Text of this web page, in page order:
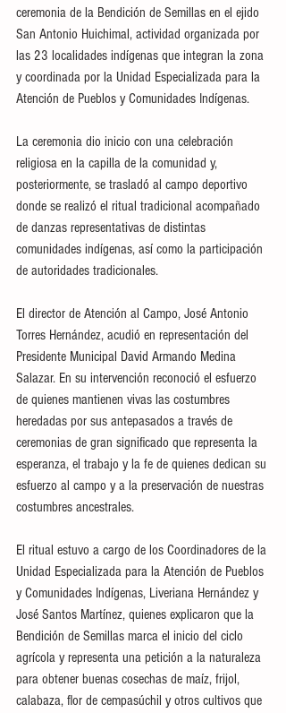
ceremonia de la Bendición de Semillas en el ejido
San Antonio Huichimal, actividad organizada por
las 23 localidades indígenas que integran la zona
y coordinada por la Unidad Especializada para la
Atención de Pueblos y Comunidades Indígenas.
La ceremonia dio inicio con una celebración
religiosa en la capilla de la comunidad y,
posteriormente, se trasladó al campo deportivo
donde se realizó el ritual tradicional acompañado
de danzas representativas de distintas
comunidades indígenas, así como la participación
de autoridades tradicionales.
El director de Atención al Campo, José Antonio
Torres Hernández, acudió en representación del
Presidente Municipal David Armando Medina
Salazar. En su intervención reconoció el esfuerzo
de quienes mantienen vivas las costumbres
heredadas por sus antepasados a través de
ceremonias de gran significado que representa la
esperanza, el trabajo y la fe de quienes dedican su
esfuerzo al campo y a la preservación de nuestras
costumbres ancestrales.
El ritual estuvo a cargo de los Coordinadores de la
Unidad Especializada para la Atención de Pueblos
y Comunidades Indígenas, Liveriana Hernández y
José Santos Martínez, quienes explicaron que la
Bendición de Semillas marca el inicio del ciclo
agrícola y representa una petición a la naturaleza
para obtener buenas cosechas de maíz, frijol,
calabaza, flor de cempasúchil y otros cultivos que